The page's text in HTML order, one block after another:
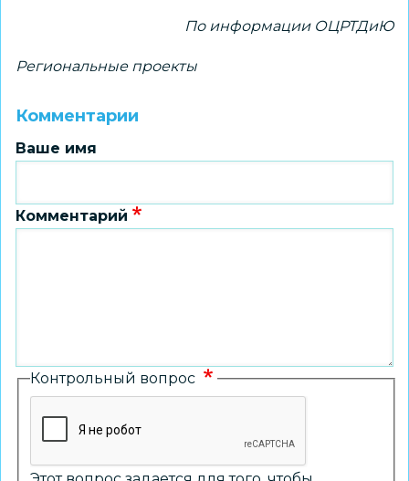
По информации ОЦРТДиЮ
Региональные проекты
Комментарии
Ваше имя
Комментарий
Контрольный вопрос